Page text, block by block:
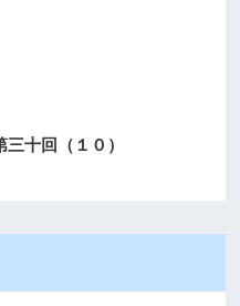
十回（１０）